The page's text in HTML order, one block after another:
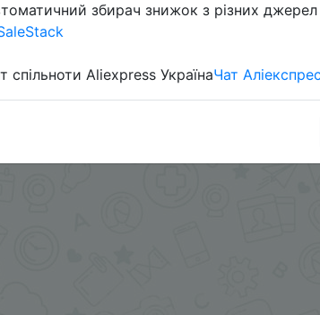
каналі:
збирач знижок з різних джерел
спільноти Aliexpress УкраїнаЧат